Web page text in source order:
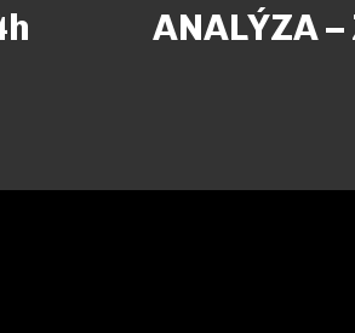
ANALÝZA